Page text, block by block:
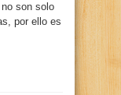
son solo
por ello es